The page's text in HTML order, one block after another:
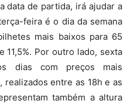
data de partida, irá ajudar a
feira é o dia da semana
mais baixos para 65
11,5%. Por outro lado, sexta
dias com preços mais
entre as 18h e as
também a altura